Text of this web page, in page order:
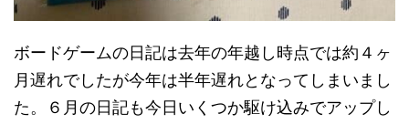
ボードゲームの日記は去年の年越し時点では約４ヶ
月遅れでしたが今年は半年遅れとなってしまいまし
た。６月の日記も今日いくつか駆け込みでアップし